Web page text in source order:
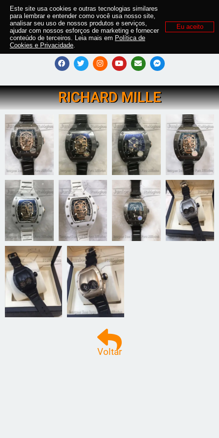
RICHARD MILLE
Voltar
Este site usa cookies e outras tecnologias similares
para lembrar e entender como você usa nosso site,
analisar seu uso de nossos produtos e serviços,
ajudar com nossos esforços de marketing e fornecer
conteúdo de terceiros. Leia mais em Política de
Cookies e Privacidade.
Eu aceito